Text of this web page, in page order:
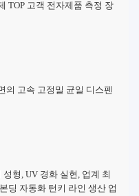
TOP 고객 전자제품 측정 장
의 고속 고정밀 균일 디스펜
형, UV 경화 실현, 업계 최
딩 자동화 턴키 라인 생산 업